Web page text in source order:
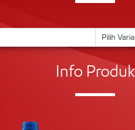
Info Produk